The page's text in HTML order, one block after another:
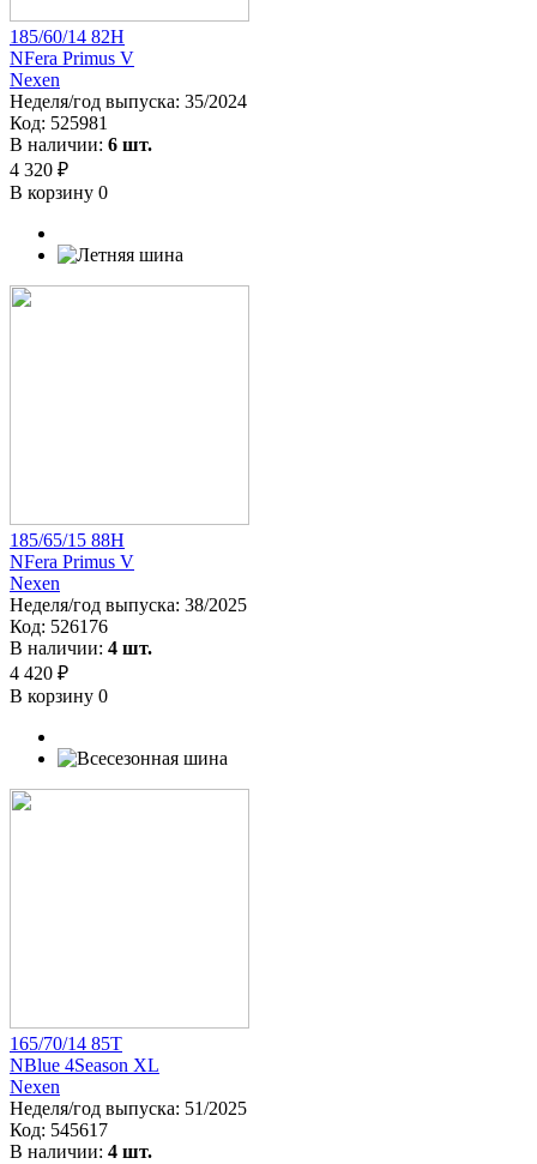
185/60/14 82H
NFera Primus V
Nexen
Неделя/год выпуска: 35/2024
Код: 525981
В наличии: 6 шт.
4 320 ₽
В корзину 0
185/65/15 88H
NFera Primus V
Nexen
Неделя/год выпуска: 38/2025
Код: 526176
В наличии: 4 шт.
4 420 ₽
В корзину 0
165/70/14 85T
NBlue 4Season XL
Nexen
Неделя/год выпуска: 51/2025
Код: 545617
В наличии: 4 шт.